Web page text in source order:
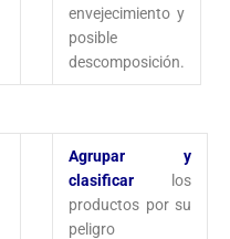
envejecimiento y
posible
descomposición.
Agrupar y
clasificar
los
productos por su
peligro